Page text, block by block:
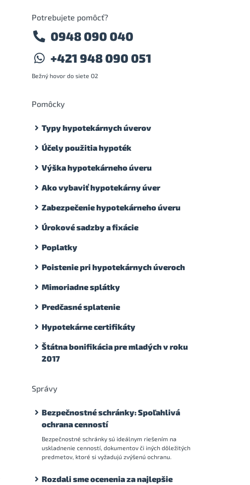
Potrebujete pomôcť?
0948 090 040
+421 948 090 051
Bežný hovor do siete O2
Pomôcky
Typy hypotekárnych úverov
Účely použitia hypoték
Výška hypotekárneho úveru
Ako vybaviť hypotekárny úver
Zabezpečenie hypotekárneho úveru
Úrokové sadzby a fixácie
Poplatky
Poistenie pri hypotekárnych úveroch
Mimoriadne splátky
Predčasné splatenie
Hypotekárne certifikáty
Štátna bonifikácia pre mladých v roku
2017
Správy
Bezpečnostné schránky: Spoľahlivá
ochrana cenností
Bezpečnostné schránky sú ideálnym riešením na
uskladnenie cenností, dokumentov či iných dôležitých
predmetov, ktoré si vyžadujú zvýšenú ochranu.
Rozdali sme ocenenia za najlepšie